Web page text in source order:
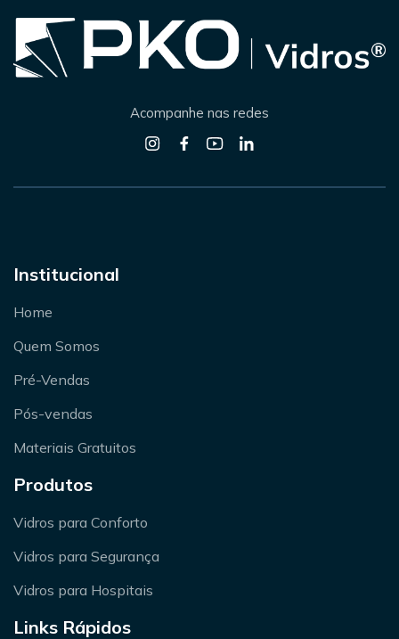
Acompanhe nas redes
Institucional
Home
Quem Somos
Pré-Vendas
Pós-vendas
Materiais Gratuitos
Produtos
Vidros para Conforto
Vidros para Segurança
Vidros para Hospitais
Links Rápidos